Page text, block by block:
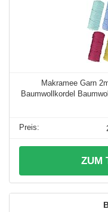
Makramee Garn
Baumwollkordel
ZUM